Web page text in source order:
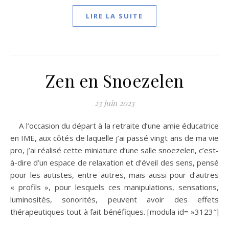
LIRE LA SUITE
Zen en Snoezelen
23 juin 2023
A l’occasion du départ à la retraite d’une amie éducatrice
en IME, aux côtés de laquelle j’ai passé vingt ans de ma vie
pro, j’ai réalisé cette miniature d’une salle snoezelen, c’est-
à-dire d’un espace de relaxation et d’éveil des sens, pensé
pour les autistes, entre autres, mais aussi pour d’autres
« profils », pour lesquels ces manipulations, sensations,
luminosités, sonorités, peuvent avoir des effets
thérapeutiques tout à fait bénéfiques. [modula id= »3123″]